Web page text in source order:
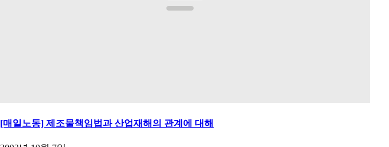
[매일노동] 제조물책임법과 산업재해의 관계에 대해